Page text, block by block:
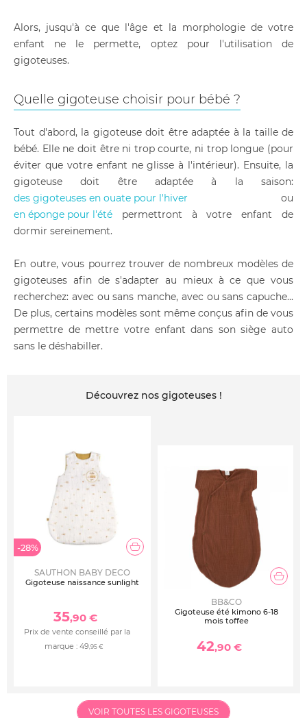
Alors, jusqu'à ce que l'âge et la morphologie de votre
enfant ne le permette, optez pour l'utilisation de
gigoteuses.
Quelle gigoteuse choisir pour bébé ?
Tout d'abord, la gigoteuse doit être adaptée à la taille de
bébé. Elle ne doit être ni trop courte, ni trop longue (pour
éviter que votre enfant ne glisse à l'intérieur). Ensuite, la
gigoteuse doit être adaptée à la saison:
des gigoteuses en ouate pour l'hiver ou
en éponge pour l'été permettront à votre enfant de
dormir sereinement.
En outre, vous pourrez trouver de nombreux modèles de
gigoteuses afin de s'adapter au mieux à ce que vous
recherchez: avec ou sans manche, avec ou sans capuche...
De plus, certains modèles sont même conçus afin de vous
permettre de mettre votre enfant dans son siège auto
sans le déshabiller.
Découvrez nos gigoteuses !
-28%
SAUTHON BABY DECO
Gigoteuse naissance sunlight
35,90 €
Prix de vente conseillé par la
marque : 49,95 €
BB&CO
Gigoteuse été kimono 6-18
mois toffee
42,90 €
VOIR TOUTES LES GIGOTEUSES